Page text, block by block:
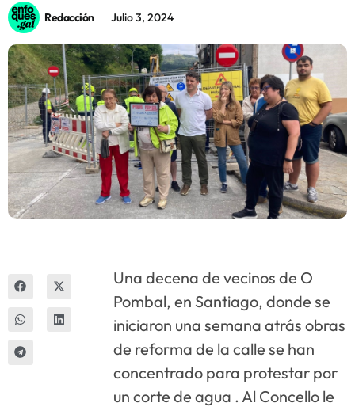
Sostenibilidad
Innova
Redacción Julio 3, 2024
Una decena de vecinos de O
Pombal, en Santiago, donde se
iniciaron una semana atrás obras
de reforma de la calle se han
concentrado para protestar por
un corte de agua . Al Concello le